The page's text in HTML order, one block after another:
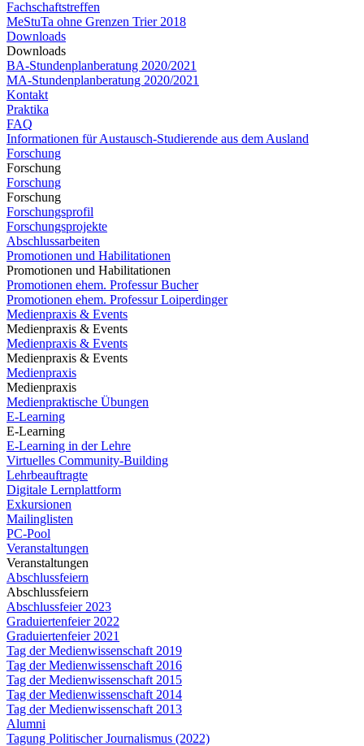
Fachschaftstreffen
MeStuTa ohne Grenzen Trier 2018
Downloads
Downloads
BA-Stundenplanberatung 2020/2021
MA-Stundenplanberatung 2020/2021​​​​​​
Kontakt
Praktika
FAQ
Informationen für Austausch-Studierende aus dem Ausland
Forschung
Forschung
Forschung
Forschung
Forschungsprofil
Forschungsprojekte
Abschlussarbeiten
Promotionen und Habilitationen
Promotionen und Habilitationen
Promotionen ehem. Professur Bucher
Promotionen ehem. Professur Loiperdinger
Medienpraxis & Events
Medienpraxis & Events
Medienpraxis & Events
Medienpraxis & Events
Medienpraxis
Medienpraxis
Medienpraktische Übungen
E-Learning
E-Learning
E-Learning in der Lehre
Virtuelles Community-Building
Lehrbeauftragte
Digitale Lernplattform
Exkursionen
Mailinglisten
PC-Pool
Veranstaltungen
Veranstaltungen
Abschlussfeiern
Abschlussfeiern
Abschlussfeier 2023
Graduiertenfeier 2022
Graduiertenfeier 2021
Tag der Medienwissenschaft 2019
Tag der Medienwissenschaft 2016
Tag der Medienwissenschaft 2015
Tag der Medienwissenschaft 2014
Tag der Medienwissenschaft 2013
Alumni
Tagung Politischer Journalismus (2022)